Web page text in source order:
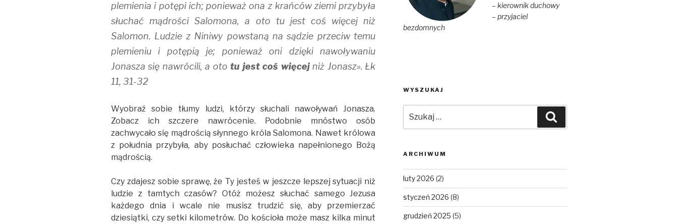
plemienia i potępi ich; ponieważ ona z krańców ziemi przybyła
słuchać mądrości Salomona, a oto tu jest coś więcej niż
Salomon. Ludzie z Niniwy powstaną na sądzie przeciw temu
plemieniu i potępią je; ponieważ oni dzięki nawoływaniu
Jonasza się nawrócili, a ototu jest coś więcejniż Jonasz». Łk
11, 31-32
Wyobraź sobie tłumy ludzi, którzy słuchali nawoływań Jonasza.
Zobacz ich szczere nawrócenie. Podobnie mnóstwo osób
zachwycało się mądrością słynnego króla Salomona. Nawet królowa
z południa przybyła, aby posłuchać człowieka napełnionego Bożą
mądrością.
Czy zdajesz sobie sprawę, że Ty jesteś w jeszcze lepszej sytuacji niż
ludzie z tamtych czasów? Otóż możesz słuchać samego Jezusa
każdego dnia i wcale nie musisz trudzić się, aby przemierzać
dziesiątki, czy setki kilometrów. Do kościoła może masz kilka minut
– kierownik duchowy
– przyjaciel
bezdomnych
WYSZUKAJ
ARCHIWUM
luty 2026 (2)
styczeń 2026 (8)
grudzień 2025 (5)